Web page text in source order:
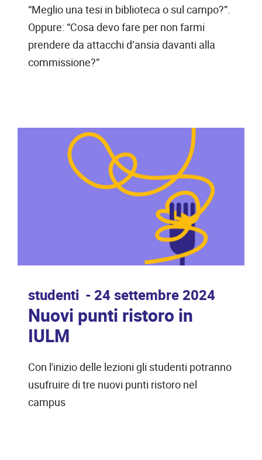
“Meglio una tesi in biblioteca o sul campo?”.
Oppure: “Cosa devo fare per non farmi
prendere da attacchi d’ansia davanti alla
commissione?”
studenti 24 settembre 2024
Nuovi punti ristoro in
IULM
Con l'inizio delle lezioni gli studenti potranno
usufruire di tre nuovi punti ristoro nel
campus